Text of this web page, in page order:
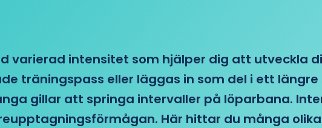
varierad intensitet som hjälper dig att utveckla
träningspass eller läggas in som del i ett
gillar att springa intervaller på löparbana.
Här hittar du många